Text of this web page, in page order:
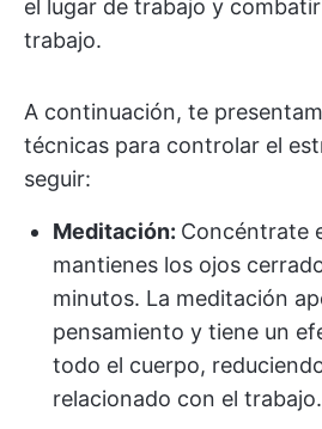
el lugar de trabajo y
trabajo.
A continuación, te
técnicas para controlar el
seguir:
Meditación: Concéntrate
mantienes los ojos
minutos. La meditación
pensamiento y tiene un
todo el cuerpo,
relacionado con el trabajo.